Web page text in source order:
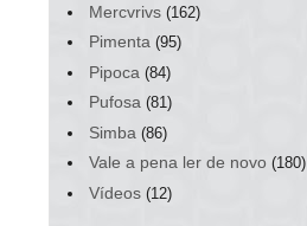
Mercvrivs (162)
Pimenta (95)
Pipoca (84)
Pufosa (81)
Simba (86)
Vale a pena ler de novo (180)
Vídeos (12)